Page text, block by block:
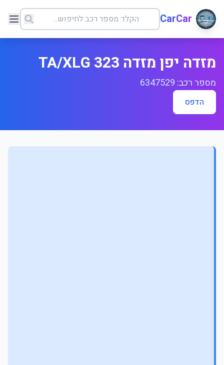
CarCar
מזדה יפן מזדה 323 TA/XLG
מספר רכב: 6347529
הדפס